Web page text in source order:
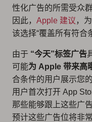
性化广告的所需受众
因此， Apple 建议 ，
该选择“覆盖所有符合
由于 “今天”标签广告
可能为 Apple 带来高
合条件的用户展示您
用户首次打开 App
那些能够跟上这些广
预计这些广告位将非